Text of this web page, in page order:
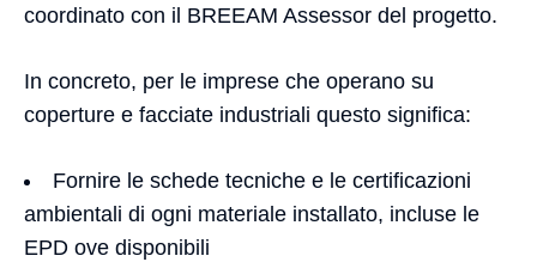
coordinato con il BREEAM Assessor del progetto.
In concreto, per le imprese che operano su
coperture e facciate industriali questo significa:
Fornire le schede tecniche e le certificazioni
ambientali di ogni materiale installato, incluse le
EPD ove disponibili